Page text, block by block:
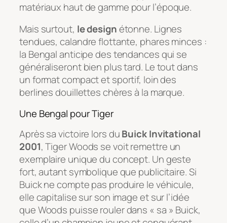
matériaux haut de gamme pour l’époque.
Mais surtout, le designétonne. Lignes
tendues, calandre flottante, phares minces :
la Bengal anticipe des tendances qui se
généraliseront bien plus tard. Le tout dans
un format compact et sportif, loin des
berlines douillettes chères à la marque.
Une Bengal pour Tiger
Après sa victoire lors duBuick Invitational
2001, Tiger Woods se voit remettre un
exemplaire unique du concept. Un geste
fort, autant symbolique que publicitaire. Si
Buick ne compte pas produire le véhicule,
elle capitalise sur son image et sur l’idée
que Woods puisse rouler dans « sa » Buick,